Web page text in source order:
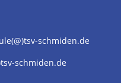
schmiden.de
schmiden.de